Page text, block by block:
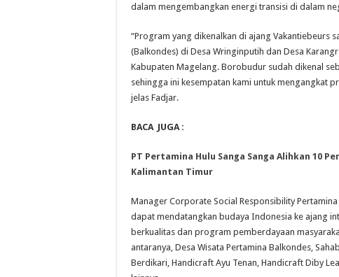
dalam mengembangkan energi transisi di dalam
“Program yang dikenalkan di ajang Vakantiebeurs
(Balkondes) di Desa Wringinputih dan Desa
Kabupaten Magelang. Borobudur sudah dikenal
sehingga ini kesempatan kami untuk mengangkat
jelas Fadjar.
BACA JUGA :
PT Pertamina Hulu Sanga Sanga Alihkan 10
Kalimantan Timur
Manager Corporate Social Responsibility
dapat mendatangkan budaya Indonesia ke ajang
berkualitas dan program pemberdayaan
antaranya, Desa Wisata Pertamina Balkondes,
Berdikari, Handicraft Ayu Tenan, Handicraft Diby